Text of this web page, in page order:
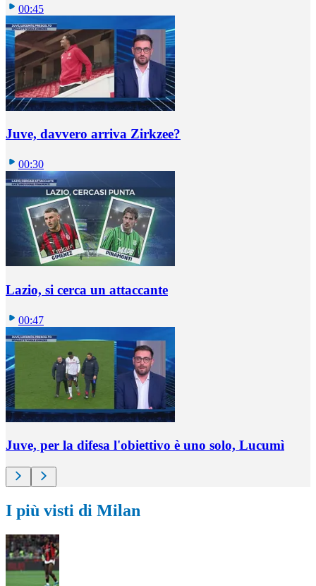
00:45
Juve, davvero arriva Zirkzee?
00:30
Lazio, si cerca un attaccante
00:47
Juve, per la difesa l'obiettivo è uno solo, Lucumì
I più visti di Milan